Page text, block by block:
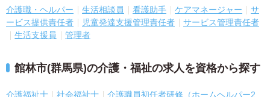
介護職・ヘルパー 生活相談員 看護助手 ケアマネージャー
サ
ービス提供責任者
児童発達支援管理責任者
サービス管理責任者
生活支援員
管理者
館林市(群馬県)の介護・福祉の求人を資格から探す
介護福祉士 社会福祉士
介護職員初任者研修（ホームヘルパー2